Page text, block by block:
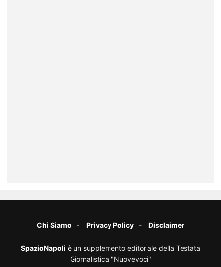
Chi Siamo Privacy Policy Disclaimer
SpazioNapoli è un supplemento editoriale della Testata
Giornalistica "Nuovevoci"